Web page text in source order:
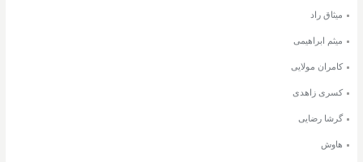
میثاق راد
میثم ابراهیمی
کامران مولایی
کسری زاهدی
گرشا رضایی
هاوش